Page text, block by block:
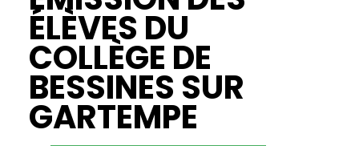
ÉLÈVES DU
COLLÈGE DE
BESSINES SUR
GARTEMPE